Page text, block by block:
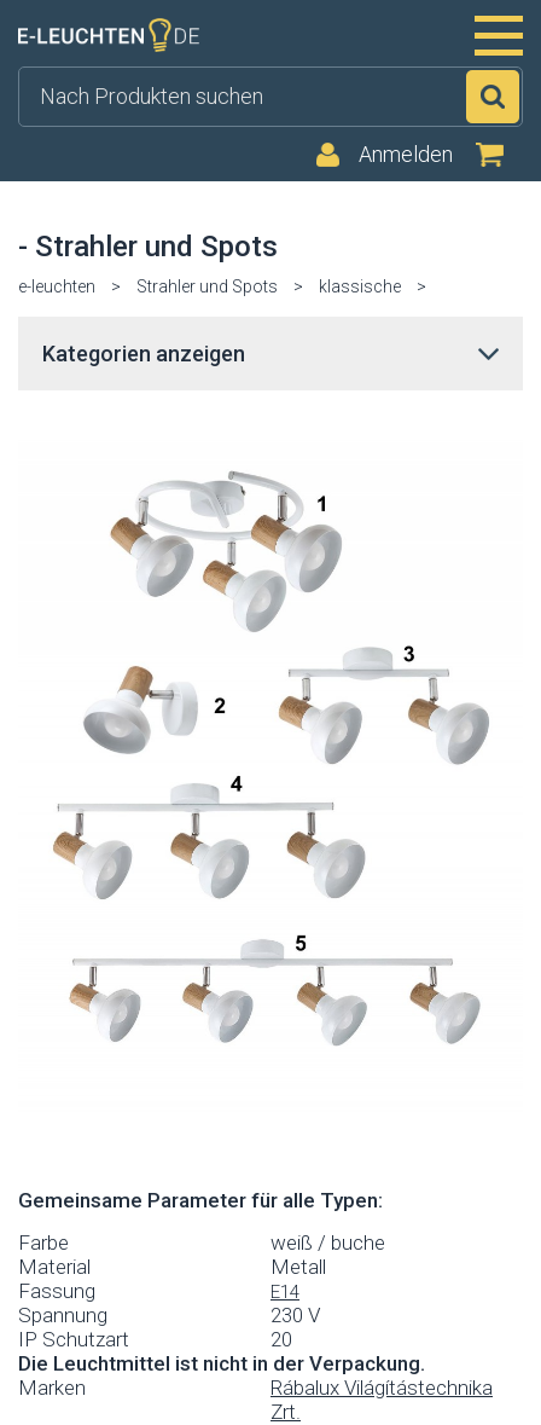
Anmelden
- Strahler und Spots
e-leuchten > Strahler und Spots > klassische >
Kategorien anzeigen
Gemeinsame Parameter für alle Typen:
Farbe
weiß / buche
Material
Metall
Fassung
E14
Spannung
230 V
IP Schutzart
20
Die Leuchtmittel ist nicht in der Verpackung.
Marken
Rábalux Világítástechnika
Zrt.